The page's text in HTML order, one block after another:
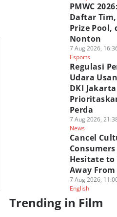
PMWC
Daftar
Prize Pool,
Nonton
7 Aug 2026,
Esports
Regulasi
Udara
DKI
Perda
7 Aug 2026,
News
Cancel
Hesitate to
Away
7 Aug 2026,
English
Trending in Film